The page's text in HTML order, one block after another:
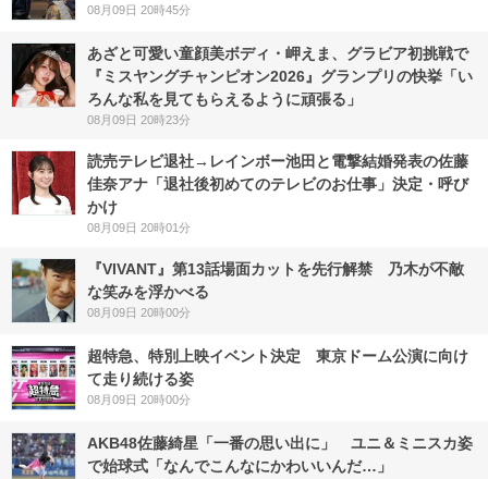
08月09日 20時45分
あざと可愛い童顔美ボディ・岬えま、グラビア初挑戦で
『ミスヤングチャンピオン2026』グランプリの快挙「い
ろんな私を見てもらえるように頑張る」
08月09日 20時23分
読売テレビ退社→レインボー池田と電撃結婚発表の佐藤
佳奈アナ「退社後初めてのテレビのお仕事」決定・呼び
かけ
08月09日 20時01分
『VIVANT』第13話場面カットを先行解禁 乃木が不敵
な笑みを浮かべる
08月09日 20時00分
超特急、特別上映イベント決定 東京ドーム公演に向け
て走り続ける姿
08月09日 20時00分
AKB48佐藤綺星「一番の思い出に」 ユニ＆ミニスカ姿
で始球式「なんでこんなにかわいいんだ…」